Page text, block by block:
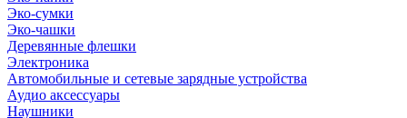
Эко-сумки
Эко-чашки
Деревянные флешки
Электроника
Автомобильные и сетевые зарядные устройства
Аудио аксессуары
Наушники